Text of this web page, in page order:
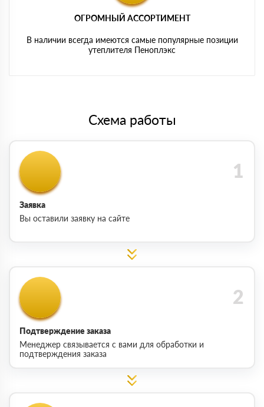
ОГРОМНЫЙ АССОРТИМЕНТ
В наличии всегда имеются самые популярные позиции
утеплителя Пеноплэкс
Схема работы
Заявка
Вы оставили заявку на сайте
Подтверждение заказа
Менеджер связывается с вами для обработки и
подтверждения заказа